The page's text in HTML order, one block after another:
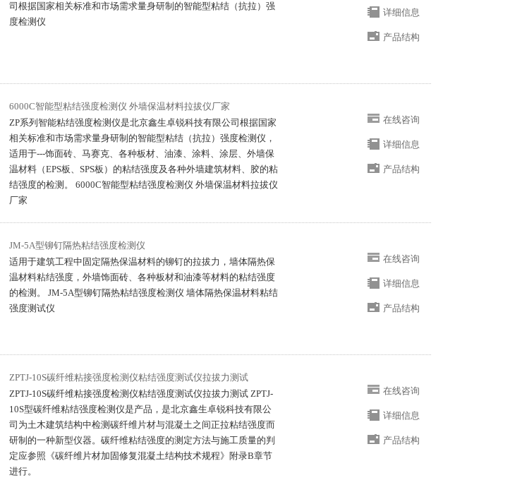
司根据国家相关标准和市场需求量身研制的智能型粘结（抗拉）强
度检测仪
详细信息
产品结构
6000C智能型粘结强度检测仪 外墙保温材料拉拔仪厂家
ZP系列智能粘结强度检测仪是北京鑫生卓锐科技有限公司根据国家
相关标准和市场需求量身研制的智能型粘结（抗拉）强度检测仪，
适用于---饰面砖、马赛克、各种板材、油漆、涂料、涂层、外墙保
温材料（EPS板、SPS板）的粘结强度及各种外墙建筑材料、胶的粘
结强度的检测。 6000C智能型粘结强度检测仪 外墙保温材料拉拔仪
厂家
在线咨询
详细信息
产品结构
JM-5A型铆钉隔热粘结强度检测仪
适用于建筑工程中固定隔热保温材料的铆钉的拉拔力，墙体隔热保
温材料粘结强度，外墙饰面砖、各种板材和油漆等材料的粘结强度
的检测。 JM-5A型铆钉隔热粘结强度检测仪 墙体隔热保温材料粘结
强度测试仪
在线咨询
详细信息
产品结构
ZPTJ-10S碳纤维粘接强度检测仪粘结强度测试仪拉拔力测试
ZPTJ-10S碳纤维粘接强度检测仪粘结强度测试仪拉拔力测试 ZPTJ-
10S型碳纤维粘结强度检测仪是产品，是北京鑫生卓锐科技有限公
司为土木建筑结构中检测碳纤维片材与混凝土之间正拉粘结强度而
研制的一种新型仪器。碳纤维粘结强度的测定方法与施工质量的判
定应参照《碳纤维片材加固修复混凝土结构技术规程》附录B章节
进行。
在线咨询
详细信息
产品结构